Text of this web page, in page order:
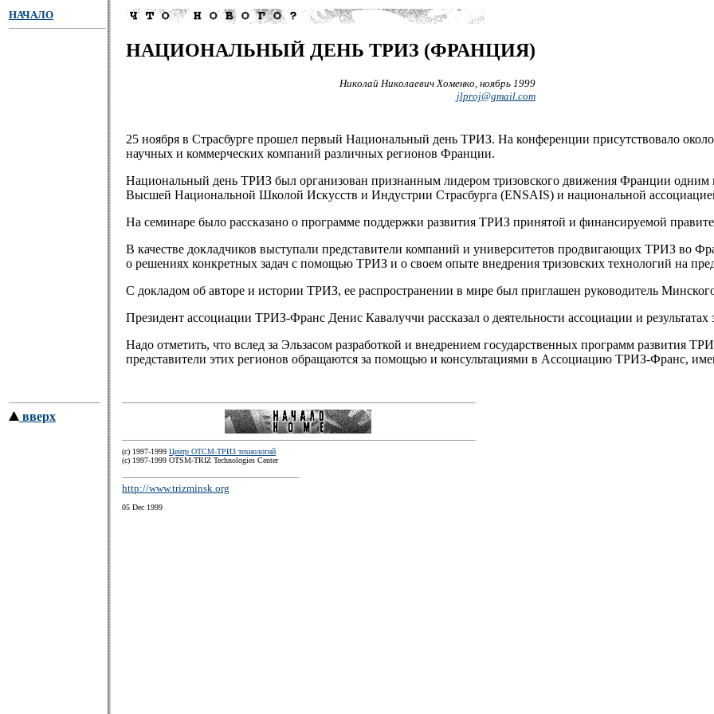
НАЧАЛО
НАЦИОНАЛЬНЫЙ ДЕНЬ ТРИЗ (ФРАНЦИЯ)
Николай Николаевич Хоменко, ноябрь 1999
jlproj@gmail.com
25 ноября в Страсбурге прошел первый Национальный день ТРИЗ. На конференции присутствовало
научных и коммерческих компаний различных регионов Франции.
Национальный день ТРИЗ был организован признанным лидером тризовского движения Франции одним
Высшей Национальной Школой Искусств и Индустрии Страсбурга (ENSAIS) и национальной
На семинаре было рассказано о программе поддержки развития ТРИЗ принятой и финансируемой
В качестве докладчиков выступали представители компаний и университетов продвигающих ТРИЗ во
о решениях конкретных задач с помощью ТРИЗ и о своем опыте внедрения тризовских технологий на
С докладом об авторе и истории ТРИЗ, ее распространении в мире был приглашен руководитель
Президент ассоциации ТРИЗ-Франс Денис Кавалуччи рассказал о деятельности ассоциации и результатах
Надо отметить, что вслед за Эльзасом разработкой и внедрением государственных программ развития
представители этих регионов обращаются за помощью и консультациями в Ассоциацию ТРИЗ-Франс,
вверх
(c) 1997-1999 Центр ОТСМ-ТРИЗ технологий
(с) 1997-1999 OTSM-TRIZ Technologies Center
http://www.trizminsk.org
05 Dec 1999